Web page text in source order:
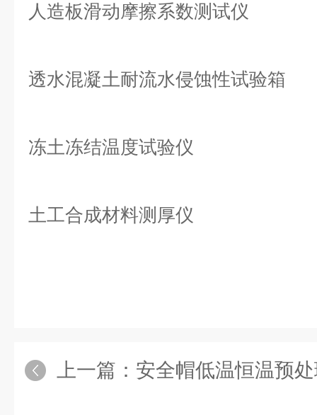
人造板滑动摩擦系数测试仪
透水混凝土耐流水侵蚀性试验箱
冻土冻结温度试验仪
土工合成材料测厚仪
上一篇： 安全帽低温恒温预